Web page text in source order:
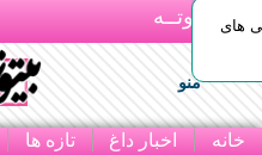
بـیتوتــه
منو
خانه اخبار داغ تازه ها
های